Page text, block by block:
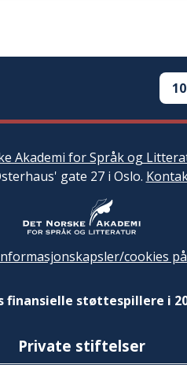
Akademi for Språk og
gate 27 i Oslo.
cookies
finansielle støttespillere i
Private stiftelser